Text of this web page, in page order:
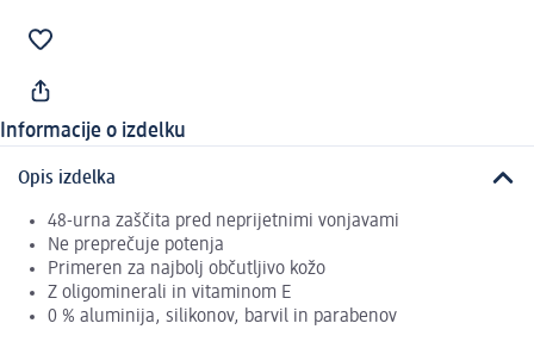
Informacije o izdelku
Opis izdelka
48-urna zaščita pred neprijetnimi vonjavami
Ne preprečuje potenja
Primeren za najbolj občutljivo kožo
Z oligominerali in vitaminom E
0 % aluminija, silikonov, barvil in parabenov